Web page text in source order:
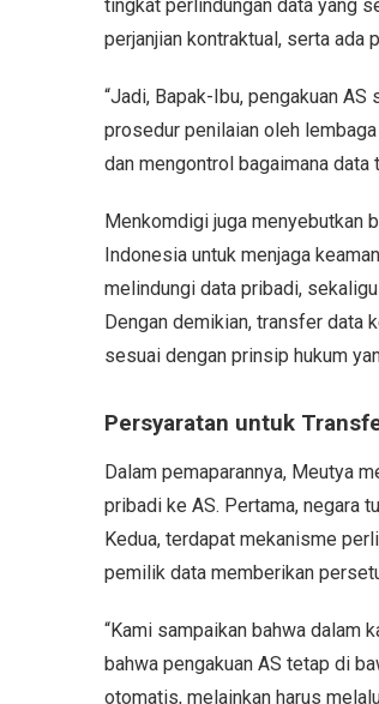
tingkat perlindungan data yang
perjanjian kontraktual, serta
“Jadi, Bapak-Ibu, pengakuan
prosedur penilaian oleh
dan mengontrol bagaimana data
Menkomdigi juga menyebutkan
Indonesia untuk menjaga
melindungi data pribadi,
Dengan demikian, transfer data
sesuai dengan prinsip hukum
Persyaratan untuk
Dalam pemaparannya, Meutya
pribadi ke AS. Pertama, negara
Kedua, terdapat mekanisme
pemilik data memberikan
“Kami sampaikan bahwa dalam
bahwa pengakuan AS tetap di
otomatis, melainkan harus